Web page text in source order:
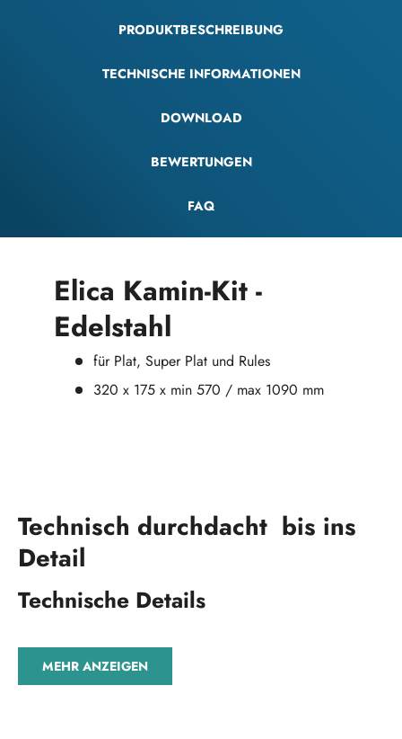
PRODUKTBESCHREIBUNG
TECHNISCHE INFORMATIONEN
DOWNLOAD
BEWERTUNGEN
FAQ
Elica Kamin-Kit -
Edelstahl
für Plat, Super Plat und Rules
320 x 175 x min 570 / max 1090 mm
Technisch durchdacht bis ins
Detail
Technische Details
MEHR ANZEIGEN